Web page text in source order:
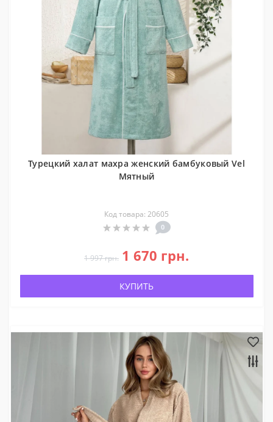
Турецкий халат махра женский бамбуковый Vel
Мятный
Код товара: 20605
0
1 997 грн. 1 670 грн.
КУПИТЬ